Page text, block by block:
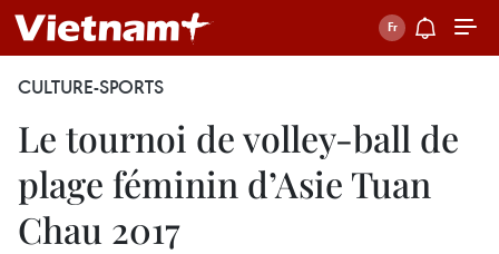
CULTURE-SPORTS
Le tournoi de volley-ball de
plage féminin d’Asie Tuan
Chau 2017